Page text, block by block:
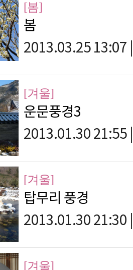
[봄]
봄
2013.03.25 13:07
[겨울]
운문풍경3
2013.01.30 21:55
[겨울]
탑무리 풍경
2013.01.30 21:30
[겨울]